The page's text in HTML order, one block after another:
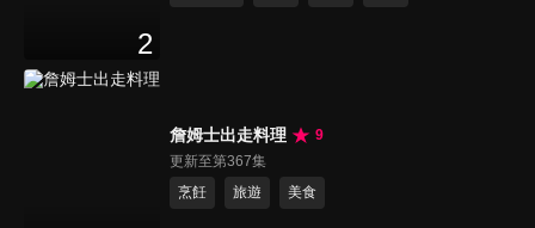
2
詹姆士出走料理
9
更新至第367集
烹飪
旅遊 美食